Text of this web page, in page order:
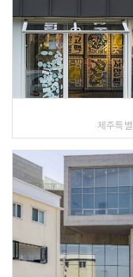
제주특